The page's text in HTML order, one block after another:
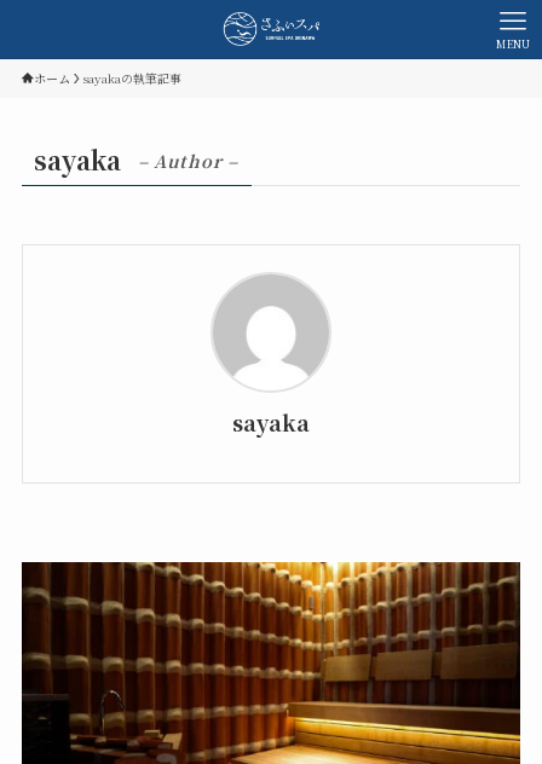
MENU
ホーム sayakaの執筆記事
sayaka – Author –
sayaka